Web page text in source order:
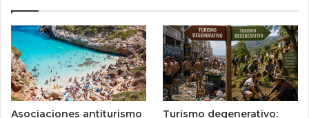
Asociaciones antiturismo
Turismo degenerativo: